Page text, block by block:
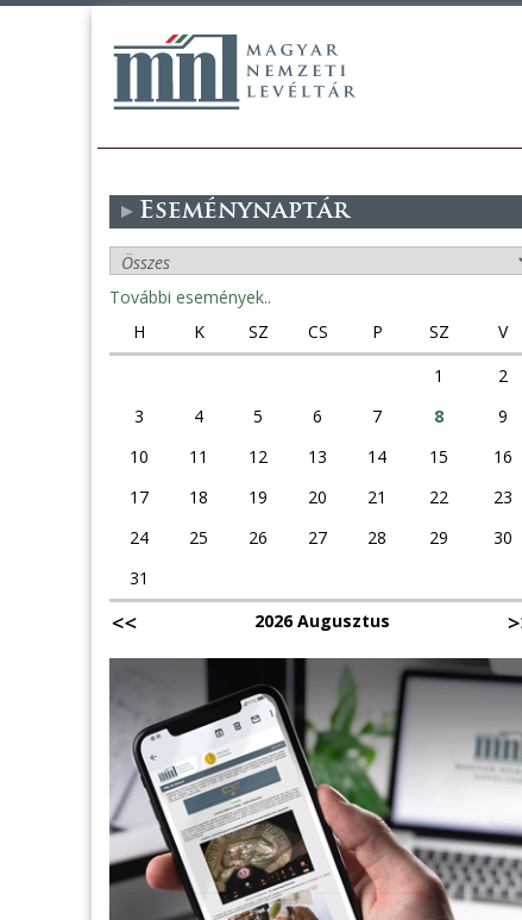
Eseménynaptár
További események..
H
K SZ CS P SZ
V
1
2
3
4 5 6 7 8
9
10
11 12 13 14 15
16
17
18 19 20 21 22
23
24
25 26 27 28 29
30
31
2026 Augusztus